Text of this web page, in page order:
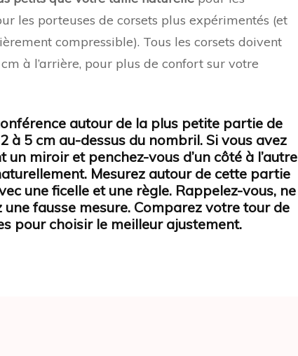
les porteuses de corsets plus expérimentés (et
compressible). Tous les corsets doivent
à l’arrière, pour plus de confort sur votre
autour de la plus petite partie de
à 5 cm au-dessus du nombril. Si vous avez
miroir et penchez-vous d’un côté à l’autre
Mesurez autour de cette partie
une ficelle et une règle. Rappelez-vous, ne
fausse mesure. Comparez votre tour de
pour choisir le meilleur ajustement.